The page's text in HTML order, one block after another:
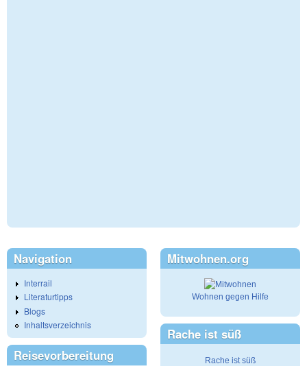
Navigation
Interrail
Literaturtipps
Blogs
Inhaltsverzeichnis
Reisevorbereitung
Mitwohnen.org
Wohnen gegen Hilfe
Rache ist süß
Rache ist süß